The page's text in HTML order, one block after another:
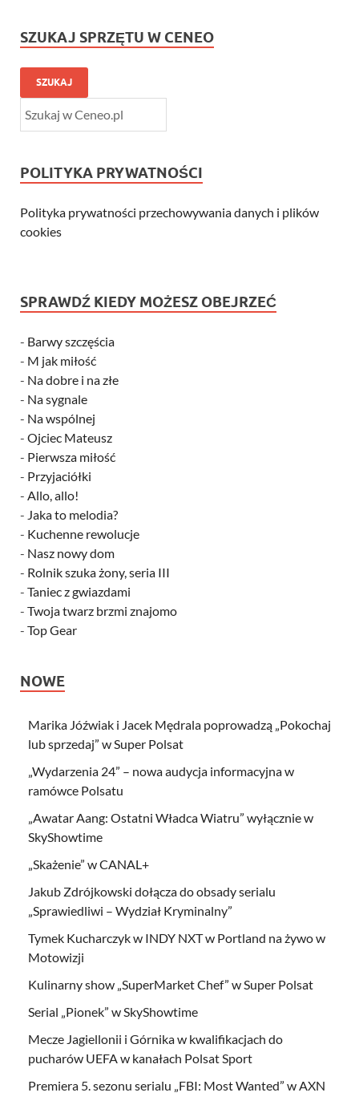
SZUKAJ SPRZĘTU W CENEO
SZUKAJ
POLITYKA PRYWATNOŚCI
Polityka prywatności przechowywania danych i plików
cookies
SPRAWDŹ KIEDY MOŻESZ OBEJRZEĆ
- Barwy szczęścia
- M jak miłość
- Na dobre i na złe
- Na sygnale
- Na wspólnej
- Ojciec Mateusz
- Pierwsza miłość
- Przyjaciółki
- Allo, allo!
- Jaka to melodia?
- Kuchenne rewolucje
- Nasz nowy dom
- Rolnik szuka żony, seria III
- Taniec z gwiazdami
- Twoja twarz brzmi znajomo
- Top Gear
NOWE
Marika Jóźwiak i Jacek Mędrala poprowadzą „Pokochaj
lub sprzedaj” w Super Polsat
„Wydarzenia 24” – nowa audycja informacyjna w
ramówce Polsatu
„Awatar Aang: Ostatni Władca Wiatru” wyłącznie w
SkyShowtime
„Skażenie” w CANAL+
Jakub Zdrójkowski dołącza do obsady serialu
„Sprawiedliwi – Wydział Kryminalny”
Tymek Kucharczyk w INDY NXT w Portland na żywo w
Motowizji
Kulinarny show „SuperMarket Chef” w Super Polsat
Serial „Pionek” w SkyShowtime
Mecze Jagiellonii i Górnika w kwalifikacjach do
pucharów UEFA w kanałach Polsat Sport
Premiera 5. sezonu serialu „FBI: Most Wanted” w AXN